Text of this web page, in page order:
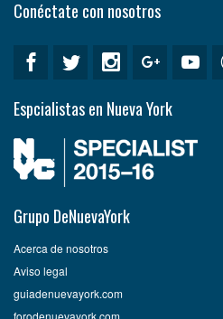
Conéctate con nosotros
Espcialistas en Nueva York
Grupo DeNuevaYork
Acerca de nosotros
Aviso legal
guiadenuevayork.com